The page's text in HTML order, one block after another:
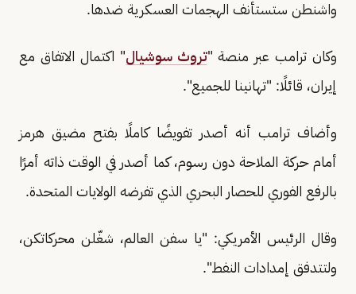
واشنطن ستستأنف الهجمات العسكرية ضدها.
وكان ترامب عبر منصة "تروث سوشيال" اكتمال الاتفاق مع
إيران، قائلًا: "تهانينا للجميع".
وأضاف ترامب أنه أصدر تفويضًا كاملًا بفتح مضيق هرمز
أمام حركة الملاحة دون رسوم، كما أصدر في الوقت ذاته أمرًا
بالرفع الفوري للحصار البحري الذي تفرضه الولايات المتحدة.
وقال الرئيس الأمريكي: "يا سفن العالم، شغّلن محركاتكن،
ولتتدفق إمدادات النفط".